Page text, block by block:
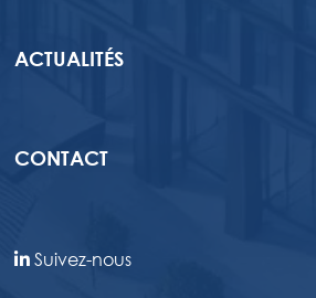
ACTUALITÉS
CONTACT
Suivez-nous